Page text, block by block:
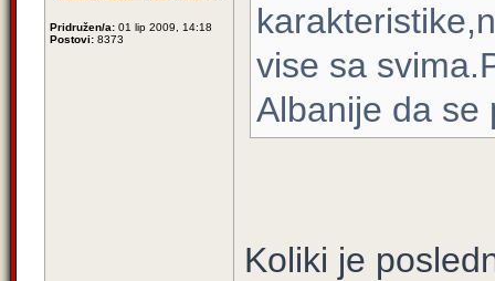
Pridružen/a: 01 lip 2009, 14:18
Postovi: 8373
vise sa
Albanije da se
Koliki je